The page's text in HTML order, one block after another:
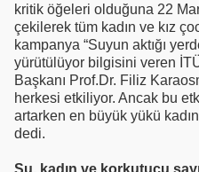
kritik öğeleri olduğuna 22
çekilerek tüm kadın ve kız
kampanya “Suyun aktığı
yürütülüyor bilgisini veren
Başkanı Prof.Dr. Filiz
herkesi etkiliyor. Ancak bu
artarken en büyük yükü
dedi.
Su, kadın ve korkutucu